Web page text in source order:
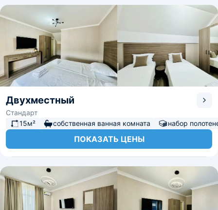
Двухместный
Стандарт
15м²
собственная ванная комната набор
ПОКАЗАТЬ ЦЕНЫ